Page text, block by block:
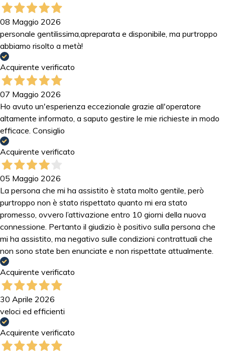
08 Maggio 2026
personale gentilissima,apreparata e disponibile, ma purtroppo
abbiamo risolto a metà!
Acquirente verificato
07 Maggio 2026
Ho avuto un'esperienza eccezionale grazie all'operatore
altamente informato, a saputo gestire le mie richieste in modo
efficace. Consiglio
Acquirente verificato
05 Maggio 2026
La persona che mi ha assistito è stata molto gentile, però
purtroppo non è stato rispettato quanto mi era stato
promesso, ovvero l’attivazione entro 10 giorni della nuova
connessione. Pertanto il giudizio è positivo sulla persona che
mi ha assistito, ma negativo sulle condizioni contrattuali che
non sono state ben enunciate e non rispettate attualmente.
Acquirente verificato
30 Aprile 2026
veloci ed efficienti
Acquirente verificato